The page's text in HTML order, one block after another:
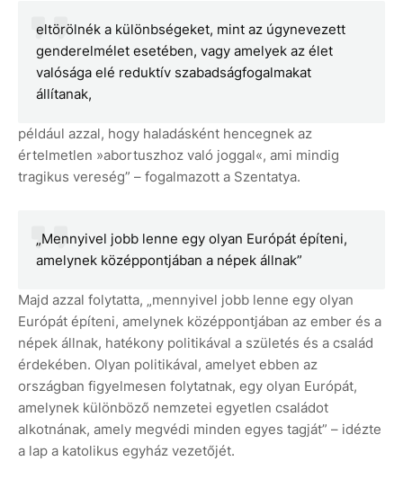
eltörölnék a különbségeket, mint az úgynevezett
genderelmélet esetében, vagy amelyek az élet
valósága elé reduktív szabadságfogalmakat
állítanak,
például azzal, hogy haladásként hencegnek az
értelmetlen »abortuszhoz való joggal«, ami mindig
tragikus vereség” – fogalmazott a Szentatya.
„Mennyivel jobb lenne egy olyan Európát építeni,
amelynek középpontjában a népek állnak”
Majd azzal folytatta, „mennyivel jobb lenne egy olyan
Európát építeni, amelynek középpontjában az ember és a
népek állnak, hatékony politikával a születés és a család
érdekében. Olyan politikával, amelyet ebben az
országban figyelmesen folytatnak, egy olyan Európát,
amelynek különböző nemzetei egyetlen családot
alkotnának, amely megvédi minden egyes tagját” – idézte
a lap a katolikus egyház vezetőjét.